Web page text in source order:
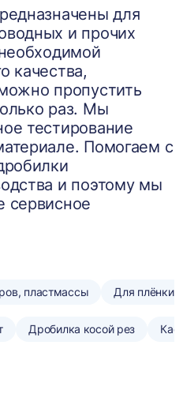
для
и прочих
качества,
пропустить
раз. Мы
тестирование
Помогаем с
и поэтому мы
сервисное
пластмассы Для плёнки
Дробилка косой рез